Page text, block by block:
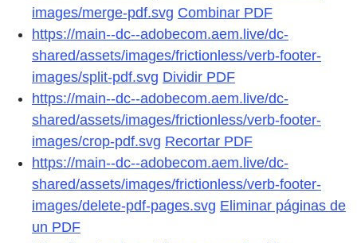
images/merge-pdf.svg Combinar PDF
https://main--dc--adobecom.aem.live/dc-
shared/assets/images/frictionless/verb-footer-
images/split-pdf.svg Dividir PDF
https://main--dc--adobecom.aem.live/dc-
shared/assets/images/frictionless/verb-footer-
images/crop-pdf.svg Recortar PDF
https://main--dc--adobecom.aem.live/dc-
shared/assets/images/frictionless/verb-footer-
images/delete-pdf-pages.svg Eliminar páginas de
un PDF